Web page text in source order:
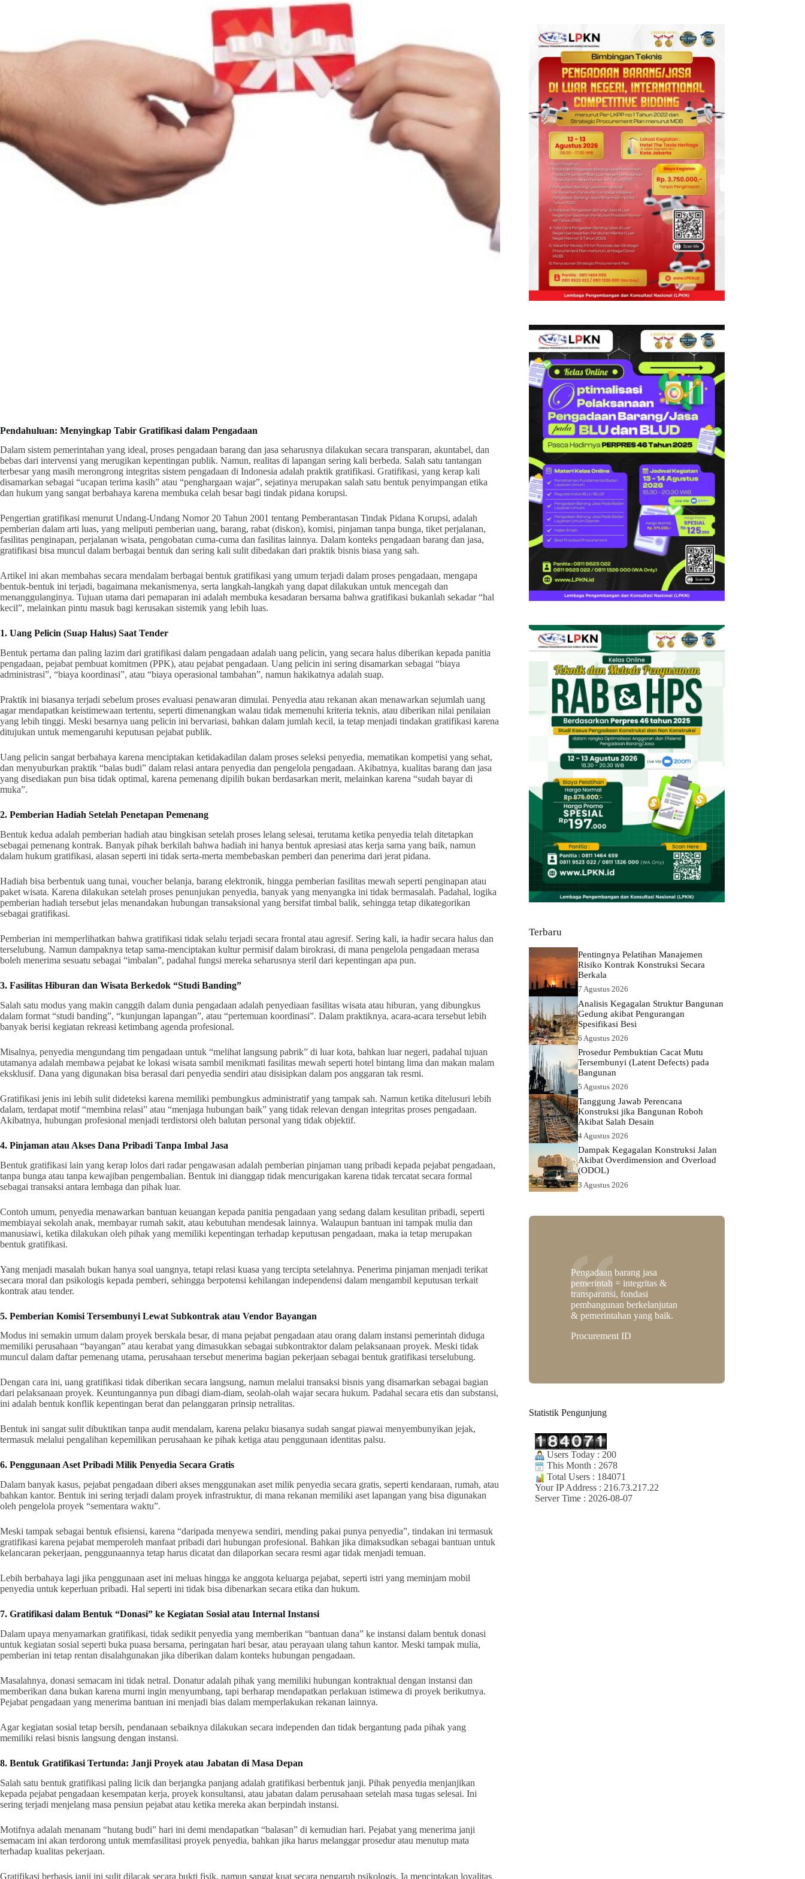
Pendahuluan: Menyingkap Tabir Gratifikasi dalam Pengadaan
Dalam sistem pemerintahan yang ideal, proses pengadaan barang dan jasa seharusnya dilakukan secara transparan, akuntabel, dan
bebas dari intervensi yang merugikan kepentingan publik. Namun, realitas di lapangan sering kali berbeda. Salah satu tantangan
terbesar yang masih merongrong integritas sistem pengadaan di Indonesia adalah praktik gratifikasi. Gratifikasi, yang kerap kali
disamarkan sebagai “ucapan terima kasih” atau “penghargaan wajar”, sejatinya merupakan salah satu bentuk penyimpangan etika
dan hukum yang sangat berbahaya karena membuka celah besar bagi tindak pidana korupsi.
Pengertian gratifikasi menurut Undang-Undang Nomor 20 Tahun 2001 tentang Pemberantasan Tindak Pidana Korupsi, adalah
pemberian dalam arti luas, yang meliputi pemberian uang, barang, rabat (diskon), komisi, pinjaman tanpa bunga, tiket perjalanan,
fasilitas penginapan, perjalanan wisata, pengobatan cuma-cuma dan fasilitas lainnya. Dalam konteks pengadaan barang dan jasa,
gratifikasi bisa muncul dalam berbagai bentuk dan sering kali sulit dibedakan dari praktik bisnis biasa yang sah.
Artikel ini akan membahas secara mendalam berbagai bentuk gratifikasi yang umum terjadi dalam proses pengadaan, mengapa
bentuk-bentuk ini terjadi, bagaimana mekanismenya, serta langkah-langkah yang dapat dilakukan untuk mencegah dan
menanggulanginya. Tujuan utama dari pemaparan ini adalah membuka kesadaran bersama bahwa gratifikasi bukanlah sekadar “hal
kecil”, melainkan pintu masuk bagi kerusakan sistemik yang lebih luas.
1. Uang Pelicin (Suap Halus) Saat Tender
Bentuk pertama dan paling lazim dari gratifikasi dalam pengadaan adalah uang pelicin, yang secara halus diberikan kepada panitia
pengadaan, pejabat pembuat komitmen (PPK), atau pejabat pengadaan. Uang pelicin ini sering disamarkan sebagai “biaya
administrasi”, “biaya koordinasi”, atau “biaya operasional tambahan”, namun hakikatnya adalah suap.
Praktik ini biasanya terjadi sebelum proses evaluasi penawaran dimulai. Penyedia atau rekanan akan menawarkan sejumlah uang
agar mendapatkan keistimewaan tertentu, seperti dimenangkan walau tidak memenuhi kriteria teknis, atau diberikan nilai penilaian
yang lebih tinggi. Meski besarnya uang pelicin ini bervariasi, bahkan dalam jumlah kecil, ia tetap menjadi tindakan gratifikasi karena
ditujukan untuk memengaruhi keputusan pejabat publik.
Uang pelicin sangat berbahaya karena menciptakan ketidakadilan dalam proses seleksi penyedia, mematikan kompetisi yang sehat,
dan menyuburkan praktik “balas budi” dalam relasi antara penyedia dan pengelola pengadaan. Akibatnya, kualitas barang dan jasa
yang disediakan pun bisa tidak optimal, karena pemenang dipilih bukan berdasarkan merit, melainkan karena “sudah bayar di
muka”.
2. Pemberian Hadiah Setelah Penetapan Pemenang
Bentuk kedua adalah pemberian hadiah atau bingkisan setelah proses lelang selesai, terutama ketika penyedia telah ditetapkan
sebagai pemenang kontrak. Banyak pihak berkilah bahwa hadiah ini hanya bentuk apresiasi atas kerja sama yang baik, namun
dalam hukum gratifikasi, alasan seperti ini tidak serta-merta membebaskan pemberi dan penerima dari jerat pidana.
Hadiah bisa berbentuk uang tunai, voucher belanja, barang elektronik, hingga pemberian fasilitas mewah seperti penginapan atau
paket wisata. Karena dilakukan setelah proses penunjukan penyedia, banyak yang menyangka ini tidak bermasalah. Padahal, logika
pemberian hadiah tersebut jelas menandakan hubungan transaksional yang bersifat timbal balik, sehingga tetap dikategorikan
sebagai gratifikasi.
Pemberian ini memperlihatkan bahwa gratifikasi tidak selalu terjadi secara frontal atau agresif. Sering kali, ia hadir secara halus dan
terselubung. Namun dampaknya tetap sama-menciptakan kultur permisif dalam birokrasi, di mana pengelola pengadaan merasa
boleh menerima sesuatu sebagai “imbalan”, padahal fungsi mereka seharusnya steril dari kepentingan apa pun.
3. Fasilitas Hiburan dan Wisata Berkedok “Studi Banding”
Salah satu modus yang makin canggih dalam dunia pengadaan adalah penyediaan fasilitas wisata atau hiburan, yang dibungkus
dalam format “studi banding”, “kunjungan lapangan”, atau “pertemuan koordinasi”. Dalam praktiknya, acara-acara tersebut lebih
banyak berisi kegiatan rekreasi ketimbang agenda profesional.
Misalnya, penyedia mengundang tim pengadaan untuk “melihat langsung pabrik” di luar kota, bahkan luar negeri, padahal tujuan
utamanya adalah membawa pejabat ke lokasi wisata sambil menikmati fasilitas mewah seperti hotel bintang lima dan makan malam
eksklusif. Dana yang digunakan bisa berasal dari penyedia sendiri atau disisipkan dalam pos anggaran tak resmi.
Gratifikasi jenis ini lebih sulit dideteksi karena memiliki pembungkus administratif yang tampak sah. Namun ketika ditelusuri lebih
dalam, terdapat motif “membina relasi” atau “menjaga hubungan baik” yang tidak relevan dengan integritas proses pengadaan.
Akibatnya, hubungan profesional menjadi terdistorsi oleh balutan personal yang tidak objektif.
4. Pinjaman atau Akses Dana Pribadi Tanpa Imbal Jasa
Bentuk gratifikasi lain yang kerap lolos dari radar pengawasan adalah pemberian pinjaman uang pribadi kepada pejabat pengadaan,
tanpa bunga atau tanpa kewajiban pengembalian. Bentuk ini dianggap tidak mencurigakan karena tidak tercatat secara formal
sebagai transaksi antara lembaga dan pihak luar.
Contoh umum, penyedia menawarkan bantuan keuangan kepada panitia pengadaan yang sedang dalam kesulitan pribadi, seperti
membiayai sekolah anak, membayar rumah sakit, atau kebutuhan mendesak lainnya. Walaupun bantuan ini tampak mulia dan
manusiawi, ketika dilakukan oleh pihak yang memiliki kepentingan terhadap keputusan pengadaan, maka ia tetap merupakan
bentuk gratifikasi.
Yang menjadi masalah bukan hanya soal uangnya, tetapi relasi kuasa yang tercipta setelahnya. Penerima pinjaman menjadi terikat
secara moral dan psikologis kepada pemberi, sehingga berpotensi kehilangan independensi dalam mengambil keputusan terkait
kontrak atau tender.
5. Pemberian Komisi Tersembunyi Lewat Subkontrak atau Vendor Bayangan
Modus ini semakin umum dalam proyek berskala besar, di mana pejabat pengadaan atau orang dalam instansi pemerintah diduga
memiliki perusahaan “bayangan” atau kerabat yang dimasukkan sebagai subkontraktor dalam pelaksanaan proyek. Meski tidak
muncul dalam daftar pemenang utama, perusahaan tersebut menerima bagian pekerjaan sebagai bentuk gratifikasi terselubung.
Dengan cara ini, uang gratifikasi tidak diberikan secara langsung, namun melalui transaksi bisnis yang disamarkan sebagai bagian
dari pelaksanaan proyek. Keuntungannya pun dibagi diam-diam, seolah-olah wajar secara hukum. Padahal secara etis dan substansi,
ini adalah bentuk konflik kepentingan berat dan pelanggaran prinsip netralitas.
Bentuk ini sangat sulit dibuktikan tanpa audit mendalam, karena pelaku biasanya sudah sangat piawai menyembunyikan jejak,
termasuk melalui pengalihan kepemilikan perusahaan ke pihak ketiga atau penggunaan identitas palsu.
6. Penggunaan Aset Pribadi Milik Penyedia Secara Gratis
Dalam banyak kasus, pejabat pengadaan diberi akses menggunakan aset milik penyedia secara gratis, seperti kendaraan, rumah, atau
bahkan kantor. Bentuk ini sering terjadi dalam proyek infrastruktur, di mana rekanan memiliki aset lapangan yang bisa digunakan
oleh pengelola proyek “sementara waktu”.
Meski tampak sebagai bentuk efisiensi, karena “daripada menyewa sendiri, mending pakai punya penyedia”, tindakan ini termasuk
gratifikasi karena pejabat memperoleh manfaat pribadi dari hubungan profesional. Bahkan jika dimaksudkan sebagai bantuan untuk
kelancaran pekerjaan, penggunaannya tetap harus dicatat dan dilaporkan secara resmi agar tidak menjadi temuan.
Lebih berbahaya lagi jika penggunaan aset ini meluas hingga ke anggota keluarga pejabat, seperti istri yang meminjam mobil
penyedia untuk keperluan pribadi. Hal seperti ini tidak bisa dibenarkan secara etika dan hukum.
7. Gratifikasi dalam Bentuk “Donasi” ke Kegiatan Sosial atau Internal Instansi
Dalam upaya menyamarkan gratifikasi, tidak sedikit penyedia yang memberikan “bantuan dana” ke instansi dalam bentuk donasi
untuk kegiatan sosial seperti buka puasa bersama, peringatan hari besar, atau perayaan ulang tahun kantor. Meski tampak mulia,
pemberian ini tetap rentan disalahgunakan jika diberikan dalam konteks hubungan pengadaan.
Masalahnya, donasi semacam ini tidak netral. Donatur adalah pihak yang memiliki hubungan kontraktual dengan instansi dan
memberikan dana bukan karena murni ingin menyumbang, tapi berharap mendapatkan perlakuan istimewa di proyek berikutnya.
Pejabat pengadaan yang menerima bantuan ini menjadi bias dalam memperlakukan rekanan lainnya.
Agar kegiatan sosial tetap bersih, pendanaan sebaiknya dilakukan secara independen dan tidak bergantung pada pihak yang
memiliki relasi bisnis langsung dengan instansi.
8. Bentuk Gratifikasi Tertunda: Janji Proyek atau Jabatan di Masa Depan
Salah satu bentuk gratifikasi paling licik dan berjangka panjang adalah gratifikasi berbentuk janji. Pihak penyedia menjanjikan
kepada pejabat pengadaan kesempatan kerja, proyek konsultansi, atau jabatan dalam perusahaan setelah masa tugas selesai. Ini
sering terjadi menjelang masa pensiun pejabat atau ketika mereka akan berpindah instansi.
Motifnya adalah menanam “hutang budi” hari ini demi mendapatkan “balasan” di kemudian hari. Pejabat yang menerima janji
semacam ini akan terdorong untuk memfasilitasi proyek penyedia, bahkan jika harus melanggar prosedur atau menutup mata
terhadap kualitas pekerjaan.
Gratifikasi berbasis janji ini sulit dilacak secara bukti fisik, namun sangat kuat secara pengaruh psikologis. Ia menciptakan loyalitas
Terbaru
Pentingnya Pelatihan Manajemen
Risiko Kontrak Konstruksi Secara
Berkala
7 Agustus 2026
Analisis Kegagalan Struktur Bangunan
Gedung akibat Pengurangan
Spesifikasi Besi
6 Agustus 2026
Prosedur Pembuktian Cacat Mutu
Tersembunyi (Latent Defects) pada
Bangunan
5 Agustus 2026
Tanggung Jawab Perencana
Konstruksi jika Bangunan Roboh
Akibat Salah Desain
4 Agustus 2026
Dampak Kegagalan Konstruksi Jalan
Akibat Overdimension and Overload
(ODOL)
3 Agustus 2026
Pengadaan barang jasa
pemerintah = integritas &
transparansi, fondasi
pembangunan berkelanjutan
& pemerintahan yang baik.
Procurement ID
Statistik Pengunjung
Users Today : 200
This Month : 2678
Total Users : 184071
Your IP Address : 216.73.217.22
Server Time : 2026-08-07